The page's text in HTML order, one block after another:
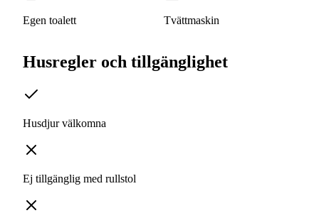
Egen toalett Tvättmaskin
Husregler och tillgänglighet
Husdjur välkomna
Ej tillgänglig med rullstol